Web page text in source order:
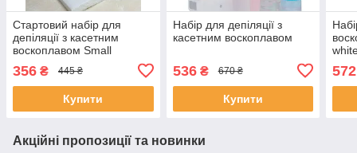
Стартовий набір для
депіляції з касетним
воскоплавом Small
356 ₴ 445 ₴
Купити
Набір для депіляції з
касетним воскоплавом
536₴ 670 ₴
Купити
572
Акційні пропозиції та новинки